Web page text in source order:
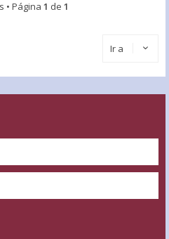
• Página 1 de 1
Ir a